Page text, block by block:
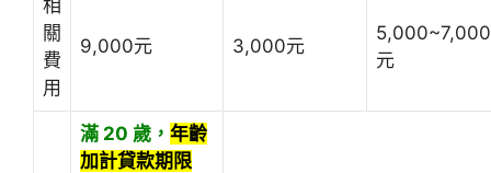
相
關
費
用
9,000元 3,000元
5,000~7,000
元
滿 20 歲， 年齡
加計貸款期限